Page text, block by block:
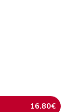
16.80€